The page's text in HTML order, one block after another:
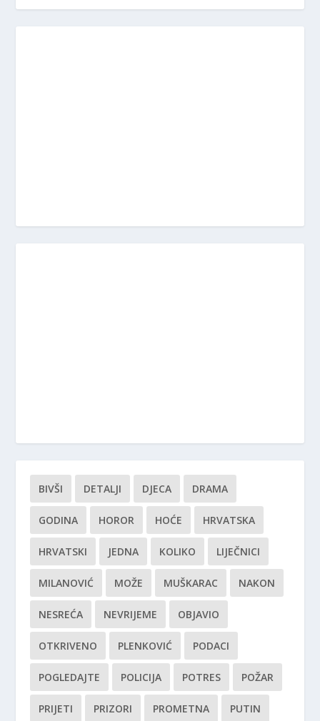
BIVŠI DETALJI DJECA DRAMA
GODINA HOROR HOĆE HRVATSKA
HRVATSKI JEDNA KOLIKO LIJEČNICI
MILANOVIĆ MOŽE MUŠKARAC NAKON
NESREĆA NEVRIJEME OBJAVIO
OTKRIVENO PLENKOVIĆ PODACI
POGLEDAJTE POLICIJA POTRES POŽAR
PRIJETI PRIZORI PROMETNA PUTIN